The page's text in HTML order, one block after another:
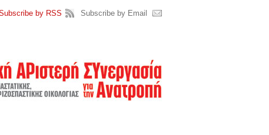
by RSS Subscribe by Email